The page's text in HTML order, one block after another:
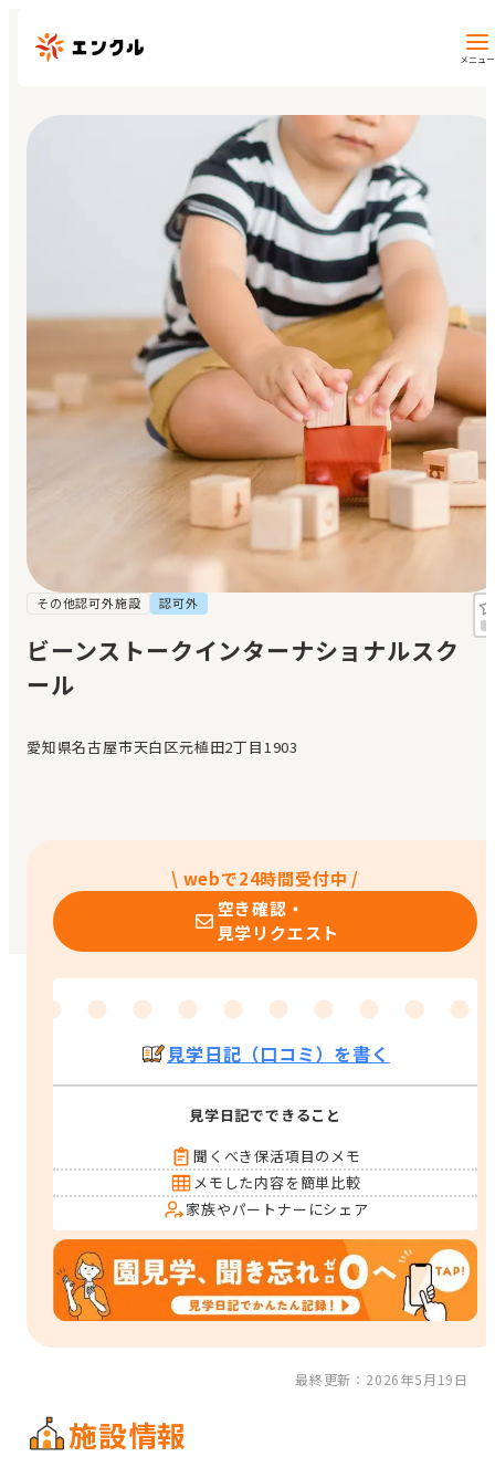
メニュー
地図から探す
地域から探す
マイページ
閲覧履歴
メッセージ
おすすめの園
コラム
お知らせ
その他認可外施設 認可外
ビーンストークインターナショナルスク
ール
愛知県名古屋市天白区元植田2丁目1903
\ webで24時間受付中 /
空き確認・
見学リクエスト
見学日記（口コミ）を書く
見学日記でできること
聞くべき保活項目のメモ
メモした内容を簡単比較
家族やパートナーにシェア
最終更新：2026年5月19日
施設情報